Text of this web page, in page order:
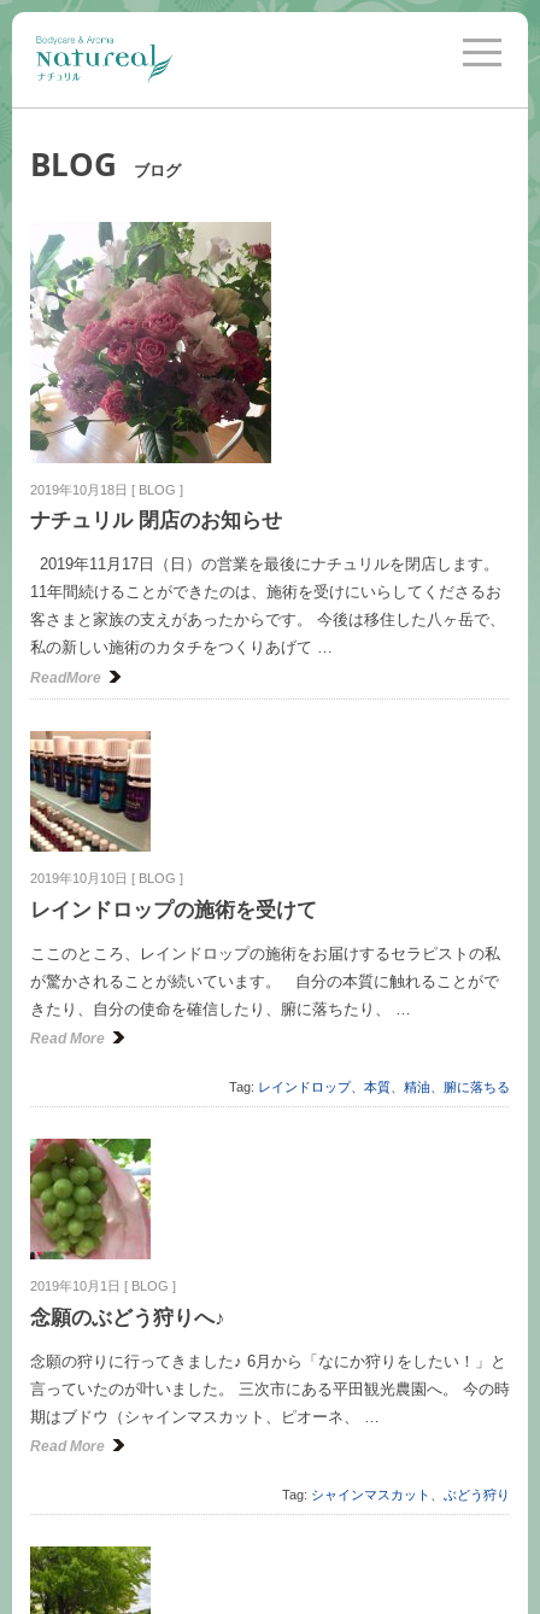
toggle
BLOG ブログ
2019年10月18日 [ BLOG ]
ナチュリル 閉店のお知らせ
2019年11月17日（日）の営業を最後にナチュリルを閉店します。
11年間続けることができたのは、施術を受けにいらしてくださるお
客さまと家族の支えがあったからです。 今後は移住した八ヶ岳で、
私の新しい施術のカタチをつくりあげて …
ReadMore
2019年10月10日 [ BLOG ]
レインドロップの施術を受けて
ここのところ、レインドロップの施術をお届けするセラピストの私
が驚かされることが続いています。 自分の本質に触れることがで
きたり、自分の使命を確信したり、腑に落ちたり、 …
Read More
Tag: レインドロップ、 本質 精油 腑に落ちる
2019年10月1日 [ BLOG ]
念願のぶどう狩りへ♪
念願の狩りに行ってきました♪ 6月から「なにか狩りをしたい！」と
言っていたのが叶いました。 三次市にある平田観光農園へ。 今の時
期はブドウ（シャインマスカット、ピオーネ、 …
Read More
Tag: シャインマスカット ぶどう狩り